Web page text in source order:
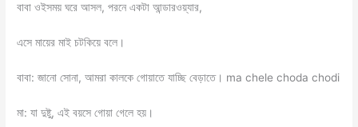
বাবা ওইসময় ঘরে আসল, পরনে একটা আন্ডারওয়্যার,
এসে মায়ের মাই চটকিয়ে বলে।
বাবা: জানো সোনা, আমরা কালকে গোয়াতে যাচ্ছি বেড়াতে। ma chele choda chodi
মা: যা দুষ্টু, এই বয়সে গোয়া গেলে হয়।